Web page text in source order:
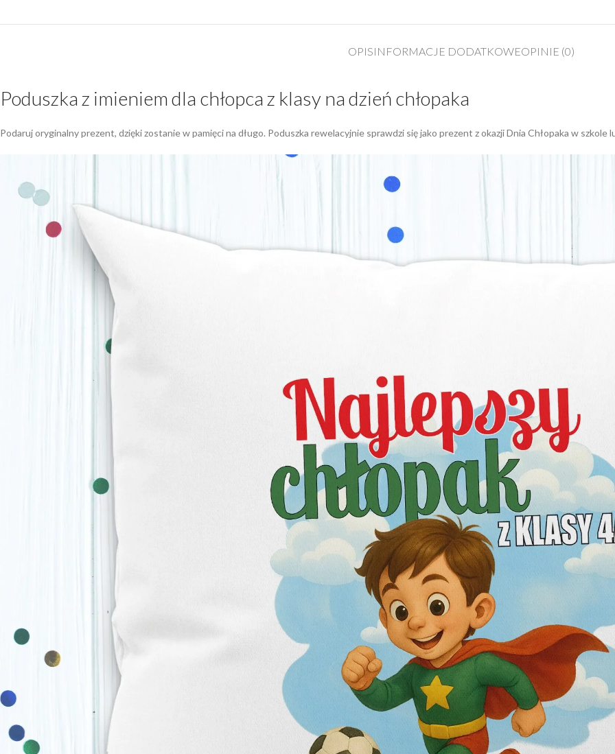
OPISINFORMACJE DODATKOWEOPINIE (0)
Poduszka z imieniem dla chłopca z klasy na dzień chłopaka
Podaruj oryginalny prezent, dzięki zostanie w pamięci na długo. Poduszka rewelacyjnie sprawdzi się jako prezent z okazji Dnia Chłopaka w szkole